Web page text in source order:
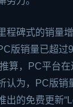
程碑式的销量
版销量已超过
算，PC平台
认为，PC版销
出的免费更新